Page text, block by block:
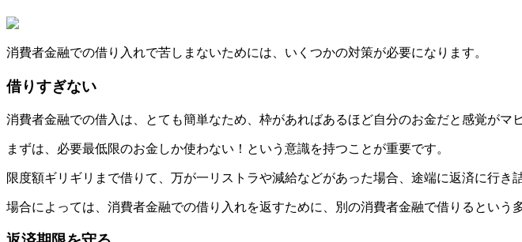
消費者金融での借り入れで苦しまないためには、いくつかの対策が必要になります。
借りすぎない
消費者金融での借入は、とても簡単なため、枠があればあるほど自分のお金だと感覚がマ
まずは、必要最低限のお金しか使わない！という意識を持つことが重要です。
限度額ギリギリまで借りて、万が一リストラや減給などがあった場合、途端に返済に行き
場合によっては、消費者金融での借り入れを返すために、別の消費者金融で借りるという